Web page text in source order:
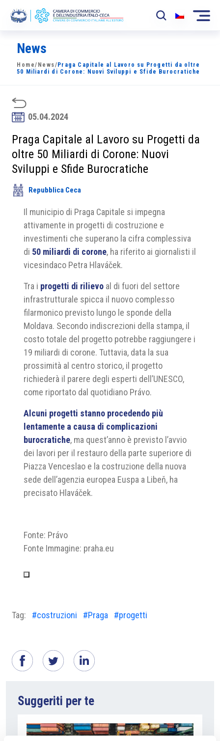
La Camera
News
Sviluppo Mercato
Soci
Partner
News
Home/ News/ Praga Capitale al Lavoro su Progetti da oltre
50 Miliardi di Corone: Nuovi Sviluppi e Sfide Burocratiche
05.04.2024
Praga Capitale al Lavoro su Progetti da
oltre 50 Miliardi di Corone: Nuovi
Sviluppi e Sfide Burocratiche
Repubblica Ceca
Il municipio di Praga Capitale si impegna
attivamente in progetti di costruzione e
investimenti che superano la cifra complessiva
di 50 miliardi di corone, ha riferito ai giornalisti il
vicesindaco Petra Hlaváček.
Tra i progetti di rilievo al di fuori del settore
infrastrutturale spicca il nuovo complesso
filarmonico previsto lungo le sponde della
Moldava. Secondo indiscrezioni della stampa, il
costo totale del progetto potrebbe raggiungere i
19 miliardi di corone. Tuttavia, data la sua
prossimità al centro storico, il progetto
richiederà il parere degli esperti dell’UNESCO,
come riportato dal quotidiano Právo.
Alcuni progetti stanno procedendo più
lentamente a causa di complicazioni
burocratiche, ma quest’anno è previsto l’avvio
dei lavori per il restauro della parte superiore di
Piazza Venceslao e la costruzione della nuova
sede dell’agenzia europea Euspa a Libeň, ha
precisato Hlaváček.
Fonte: Právo
Fonte Immagine: praha.eu
Tag: #costruzioni #Praga #progetti
Suggeriti per te